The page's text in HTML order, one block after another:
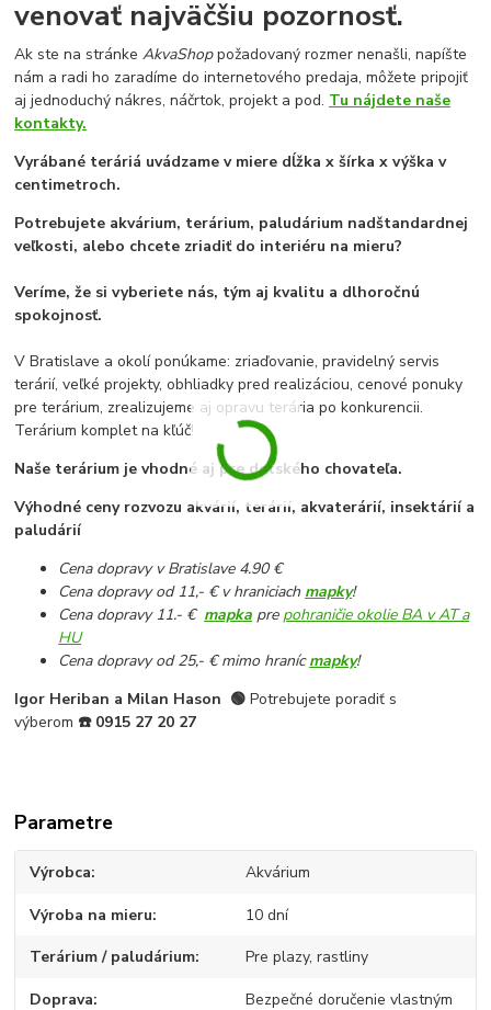
venovať najväčšiu pozornosť.
Ak ste na stránkeAkvaShoppožadovaný rozmer nenašli, napíšte
nám a radi ho zaradíme do internetového predaja, môžete pripojiť
aj jednoduchý nákres, náčrtok, projekt a pod. Tu nájdete naše
kontakty.
Vyrábané teráriá uvádzame v miere dĺžka x šírka x výška v
centimetroch.
Potrebujete akvárium, terárium, paludárium nadštandardnej
veľkosti, alebo chcete zriadiť do interiéru na mieru?
Veríme, že si vyberiete nás, tým aj kvalitu a dlhoročnú
spokojnosť.
V Bratislave a okolí ponúkame: zriaďovanie, pravidelný servis
terárií, veľké projekty, obhliadky pred realizáciou, cenové ponuky
pre terárium, zrealizujeme aj opravu terária po konkurencii.
Terárium komplet na kľúč!
Naše terárium je vhodné aj pre detského chovateľa.
Výhodné ceny rozvozu akvárií, terárií, akvaterárií, insektárií a
paludárií
Cena dopravy v Bratislave 4.90 €
Cena dopravy od 11,- € v hraniciach mapky!
Cena dopravy 11.- € mapka pre pohraničie okolie BA v AT a
HU
Cena dopravy od 25,- € mimo hranícmapky!
Igor Heriban a Milan Hason 🟢Potrebujete poradiť s
výberom ☎️ 0915 27 20 27
Parametre
Výrobca Akvárium
Výroba na mieru 10 dní
Terárium / paludárium Pre plazy, rastliny
Doprava
Bezpečné doručenie vlastným